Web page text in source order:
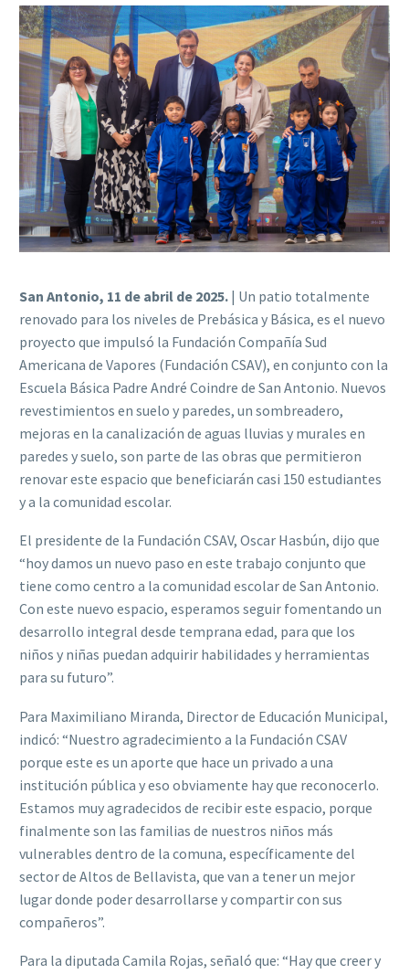
San Antonio, 11 de abril de 2025. | Un patio totalmente
renovado para los niveles de Prebásica y Básica, es el nuevo
proyecto que impulsó la Fundación Compañía Sud
Americana de Vapores (Fundación CSAV), en conjunto con la
Escuela Básica Padre André Coindre de San Antonio. Nuevos
revestimientos en suelo y paredes, un sombreadero,
mejoras en la canalización de aguas lluvias y murales en
paredes y suelo, son parte de las obras que permitieron
renovar este espacio que beneficiarán casi 150 estudiantes
y a la comunidad escolar.
El presidente de la Fundación CSAV, Oscar Hasbún, dijo que
“hoy damos un nuevo paso en este trabajo conjunto que
tiene como centro a la comunidad escolar de San Antonio.
Con este nuevo espacio, esperamos seguir fomentando un
desarrollo integral desde temprana edad, para que los
niños y niñas puedan adquirir habilidades y herramientas
para su futuro”.
Para Maximiliano Miranda, Director de Educación Municipal,
indicó: “Nuestro agradecimiento a la Fundación CSAV
porque este es un aporte que hace un privado a una
institución pública y eso obviamente hay que reconocerlo.
Estamos muy agradecidos de recibir este espacio, porque
finalmente son las familias de nuestros niños más
vulnerables dentro de la comuna, específicamente del
sector de Altos de Bellavista, que van a tener un mejor
lugar donde poder desarrollarse y compartir con sus
compañeros”.
Para la diputada Camila Rojas, señaló que: “Hay que creer y